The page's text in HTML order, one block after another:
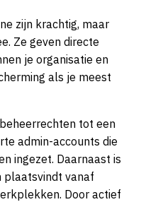
zijn krachtig, maar
Ze geven directe
je organisatie en
als je meest
tot een
admin-accounts die
ingezet. Daarnaast is
plaatsvindt vanaf
Door actief